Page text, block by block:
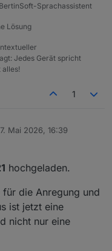
Sprachassistent
Lösung
Jedes Gerät spricht
alles!
1
Mai 2026, 16:39
von
hochgeladen.
die Anregung und
ist jetzt eine
nicht nur eine